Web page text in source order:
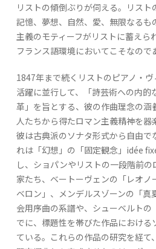
リストの傾倒ぶりが伺える。リスト
記憶、夢想、自然、愛、無限なるも
主義のモティーフがリストに蓄えら
フランス語環境においてこそなので
1847年まで続くリストのピアノ・
活躍に並行して、「詩芸術への内
革」を旨とする、彼の作曲理念の涵
人たちから得たロマン主義精神を器
彼は古典派のソナタ形式から自由で
れは「幻想」の「固定観念」idée
し、ショパンやリストの一段階前
家たち、ベートーヴェンの「レオ
ベロン」、メンデルスゾーンの「
会用序曲の系譜や、シューベルト
でに、標題性を帯びた作品におけ
ている。これらの作品の研究を経